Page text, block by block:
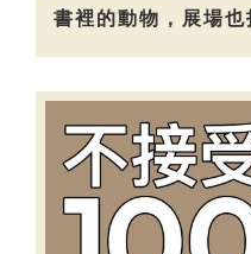
書裡的動物，展場